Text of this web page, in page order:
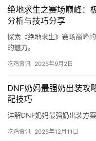
绝地求生之赛场巅峰：
分析与技巧分享
探索《绝地求生》赛场巅峰
的魅力。
吃鸡资讯 2025年9月2日
DNF奶妈最强奶出装攻
配技巧
详解DNF奶妈最强奶出装方
吃鸡资讯 2025年12月11日